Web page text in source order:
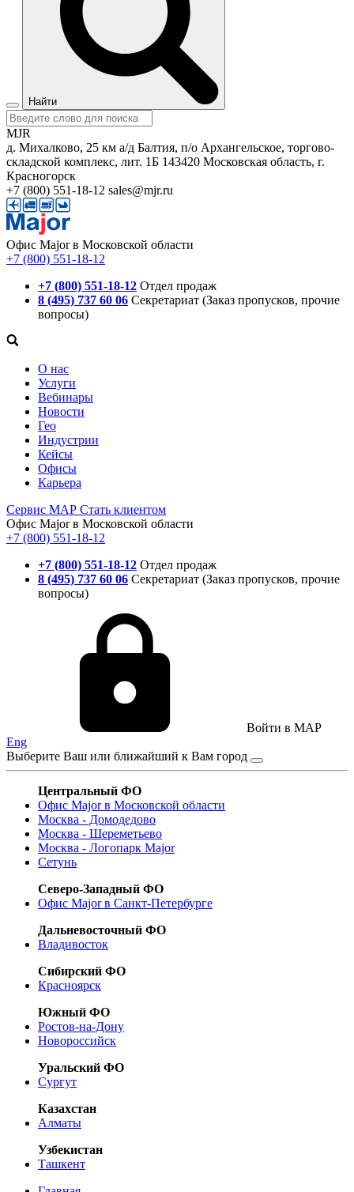
Найти
MJR
д. Михалково, 25 км а/д Балтия, п/о Архангельское, торгово-
складской комплекс, лит. 1Б 143420 Московская область, г.
Красногорск
+7 (800) 551-18-12 sales@mjr.ru
Офис Major в Московской области
+7 (800) 551-18-12
+7 (800) 551-18-12 Отдел продаж
8 (495) 737 60 06 Секретариат (Заказ пропусков, прочие
вопросы)
О нас
Услуги
Вебинары
Новости
Гео
Индустрии
Кейсы
Офисы
Карьера
Сервис МАР Стать клиентом
Офис Major в Московской области
+7 (800) 551-18-12
+7 (800) 551-18-12 Отдел продаж
8 (495) 737 60 06 Секретариат (Заказ пропусков, прочие
вопросы)
Войти в MAP
Eng
Выберите Ваш или ближайший к Вам город
Центральный ФО
Офис Major в Московской области
Москва - Домодедово
Москва - Шереметьево
Москва - Логопарк Major
Сетунь
Северо-Западный ФО
Офис Major в Санкт-Петербурге
Дальневосточный ФО
Владивосток
Сибирский ФО
Красноярск
Южный ФО
Ростов-на-Дону
Новороссийск
Уральский ФО
Сургут
Казахстан
Алматы
Узбекистан
Ташкент